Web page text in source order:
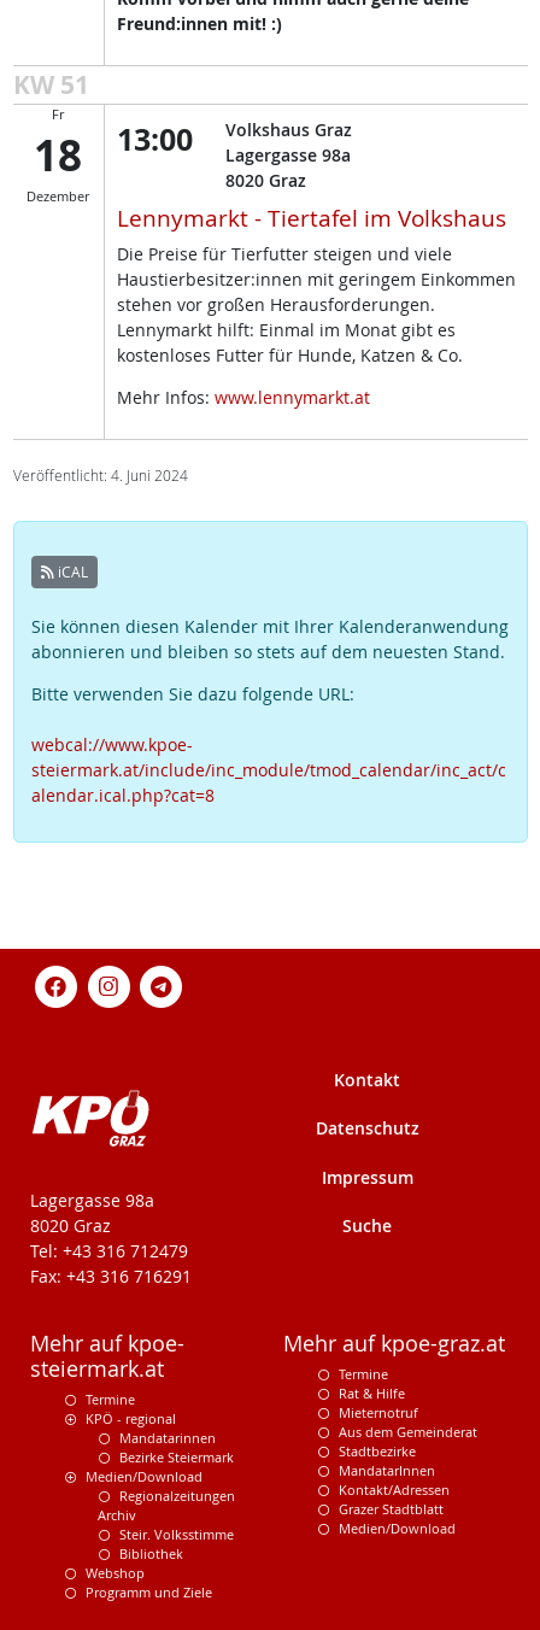
Freund:innen mit! :)
KW 51
Fr
18
Dezember
13:00
Volkshaus Graz
Lagergasse 98a
8020 Graz
Lennymarkt - Tiertafel im Volkshaus
Die Preise für Tierfutter steigen und viele
Haustierbesitzer:innen mit geringem Einkommen
stehen vor großen Herausforderungen.
Lennymarkt hilft: Einmal im Monat gibt es
kostenloses Futter für Hunde, Katzen & Co.
Mehr Infos: www.lennymarkt.at
Veröffentlicht: 4. Juni 2024
iCAL
Sie können diesen Kalender mit Ihrer Kalenderanwendung
abonnieren und bleiben so stets auf dem neuesten Stand.
Bitte verwenden Sie dazu folgende URL:
webcal://www.kpoe-
steiermark.at/include/inc_module/tmod_calendar/inc_act/c
alendar.ical.php?cat=8
KPÖ-Steiermark
Lagergasse 98a
8020 Graz
Tel: +43 316 712479
Fax: +43 316 716291
Kontakt
Datenschutz
Impressum
Suche
Mehr auf kpoe-
steiermark.at
Termine
KPÖ - regional
Mandatarinnen
Bezirke Steiermark
Medien/Download
Regionalzeitungen
Archiv
Steir. Volksstimme
Bibliothek
Webshop
Programm und Ziele
Mehr auf kpoe-graz.at
Termine
Rat & Hilfe
Mieternotruf
Aus dem Gemeinderat
Stadtbezirke
MandatarInnen
Kontakt/Adressen
Grazer Stadtblatt
Medien/Download